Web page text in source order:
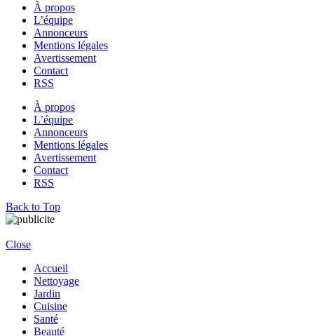
À propos
L’équipe
Annonceurs
Mentions légales
Avertissement
Contact
RSS
À propos
L’équipe
Annonceurs
Mentions légales
Avertissement
Contact
RSS
Back to Top
Close
Accueil
Nettoyage
Jardin
Cuisine
Santé
Beauté